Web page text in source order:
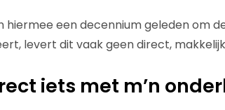
een decennium geleden om
levert dit vaak geen direct,
iets met m’n